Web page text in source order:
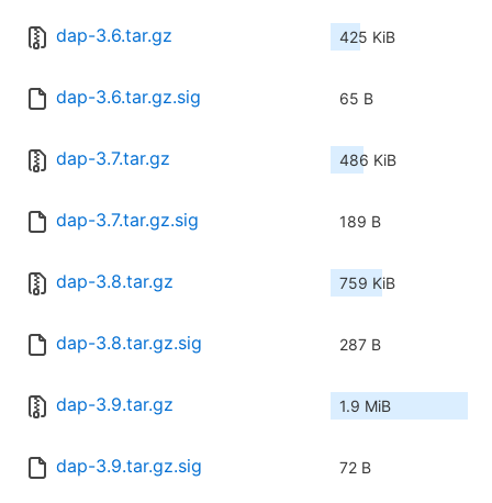
dap-3.6.tar.gz 425 KiB
dap-3.6.tar.gz.sig 65 B
dap-3.7.tar.gz 486 KiB
dap-3.7.tar.gz.sig 189 B
dap-3.8.tar.gz 759 KiB
dap-3.8.tar.gz.sig 287 B
dap-3.9.tar.gz 1.9 MiB
dap-3.9.tar.gz.sig 72 B